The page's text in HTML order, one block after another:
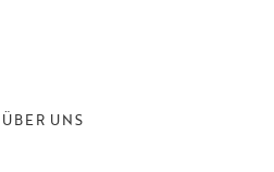
ÜBER UNS